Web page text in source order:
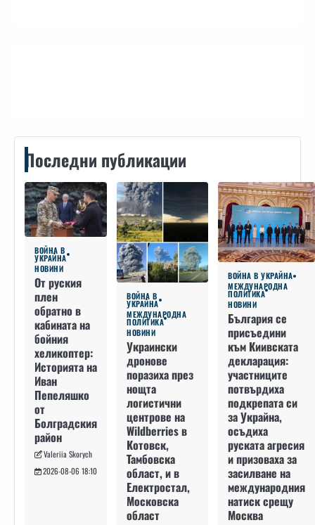
Последни публикации
ВОЙНА В
УКРАЙНА
НОВИНИ
От руския
плен
обратно в
кабината на
бойния
хеликоптер:
Историята на
Иван
Пепеляшко
от
Болградския
район
Valeriia Skorych
2026-08-06 18:10
ВОЙНА В
УКРАЙНА
МЕЖДУНАРОДНА
ПОЛИТИКА
НОВИНИ
Украински
дронове
поразиха през
нощта
логистични
центрове на
Wildberries в
Котовск,
Тамбовска
област, и в
Електростал,
Московска
област
ВОЙНА В УКРАЙНА
МЕЖДУНАРОДНА
ПОЛИТИКА
НОВИНИ
България се
присъедини
към Киивската
декларация:
участниците
потвърдиха
подкрепата си
за Украйна,
осъдиха
руската агресия
и призоваха за
засилване на
международния
натиск срещу
Москва